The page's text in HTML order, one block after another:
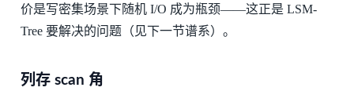
价是写密集场景下随机 I/O 成为瓶颈——这正是 LSM-
Tree 要解决的问题（见下一节谱系）。
列存 scan 角